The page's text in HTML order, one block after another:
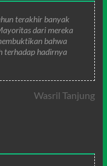
terakhir banyak
dari mereka
bahwa
terhadap hadirnya
Wasril Tanjung